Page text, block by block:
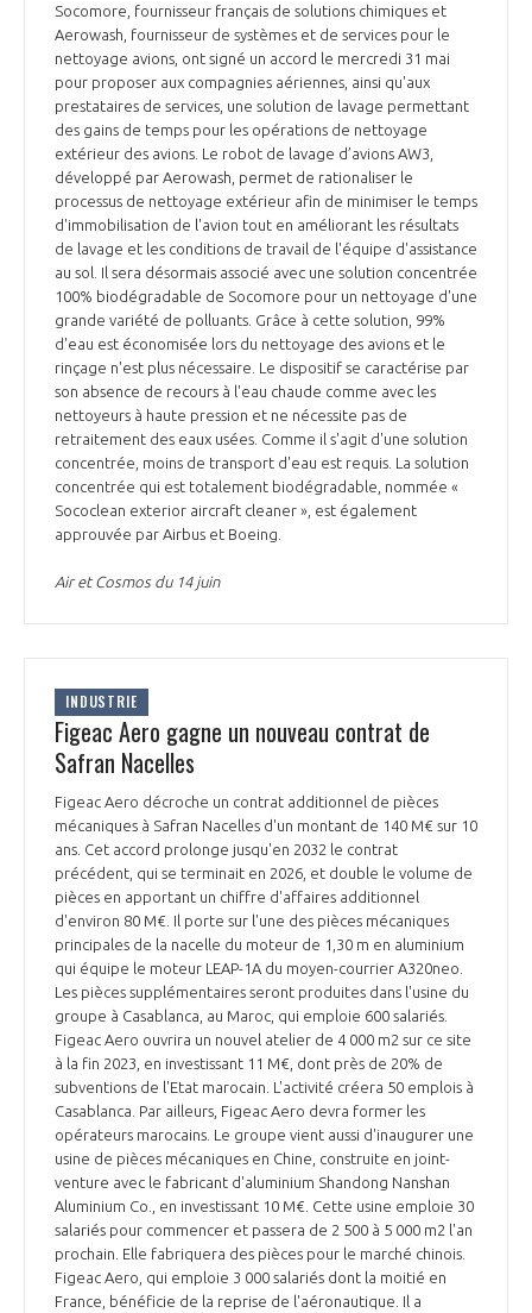
Socomore, fournisseur français de solutions chimiques et
Aerowash, fournisseur de systèmes et de services pour le
nettoyage avions, ont signé un accord le mercredi 31 mai
pour proposer aux compagnies aériennes, ainsi qu'aux
prestataires de services, une solution de lavage permettant
des gains de temps pour les opérations de nettoyage
extérieur des avions. Le robot de lavage d’avions AW3,
développé par Aerowash, permet de rationaliser le
processus de nettoyage extérieur afin de minimiser le temps
d'immobilisation de l'avion tout en améliorant les résultats
de lavage et les conditions de travail de l'équipe d'assistance
au sol. Il sera désormais associé avec une solution concentrée
100% biodégradable de Socomore pour un nettoyage d'une
grande variété de polluants. Grâce à cette solution, 99%
d'eau est économisée lors du nettoyage des avions et le
rinçage n'est plus nécessaire. Le dispositif se caractérise par
son absence de recours à l'eau chaude comme avec les
nettoyeurs à haute pression et ne nécessite pas de
retraitement des eaux usées. Comme il s'agit d'une solution
concentrée, moins de transport d'eau est requis. La solution
concentrée qui est totalement biodégradable, nommée «
Sococlean exterior aircraft cleaner », est également
approuvée par Airbus et Boeing.
Air et Cosmos du 14 juin
INDUSTRIE
Figeac Aero gagne un nouveau contrat de
Safran Nacelles
Figeac Aero décroche un contrat additionnel de pièces
mécaniques à Safran Nacelles d'un montant de 140 M€ sur 10
ans. Cet accord prolonge jusqu'en 2032 le contrat
précédent, qui se terminait en 2026, et double le volume de
pièces en apportant un chiffre d'affaires additionnel
d'environ 80 M€. Il porte sur l'une des pièces mécaniques
principales de la nacelle du moteur de 1,30 m en aluminium
qui équipe le moteur LEAP-1A du moyen-courrier A320neo.
Les pièces supplémentaires seront produites dans l'usine du
groupe à Casablanca, au Maroc, qui emploie 600 salariés.
Figeac Aero ouvrira un nouvel atelier de 4 000 m2 sur ce site
à la fin 2023, en investissant 11 M€, dont près de 20% de
subventions de l'Etat marocain. L'activité créera 50 emplois à
Casablanca. Par ailleurs, Figeac Aero devra former les
opérateurs marocains. Le groupe vient aussi d'inaugurer une
usine de pièces mécaniques en Chine, construite en joint-
venture avec le fabricant d'aluminium Shandong Nanshan
Aluminium Co., en investissant 10 M€. Cette usine emploie 30
salariés pour commencer et passera de 2 500 à 5 000 m2 l'an
prochain. Elle fabriquera des pièces pour le marché chinois.
Figeac Aero, qui emploie 3 000 salariés dont la moitié en
France, bénéficie de la reprise de l'aéronautique. Il a